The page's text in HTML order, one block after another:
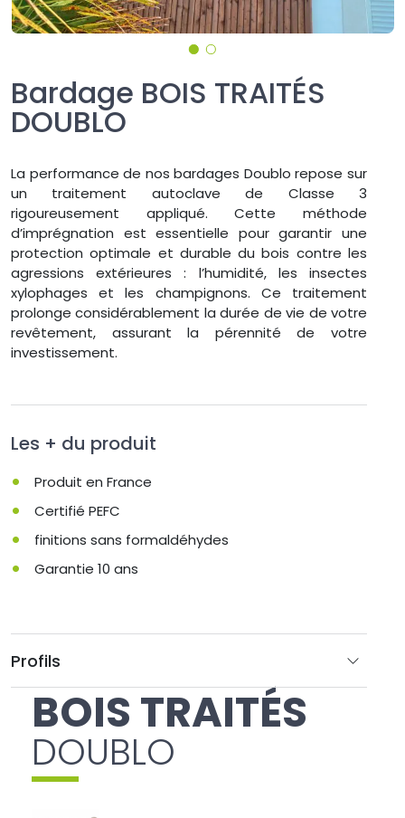
BOIS TRAITÉS
DOUBLO
Bardage BOIS TRAITÉS
DOUBLO
La performance de nos bardages Doublo repose sur
un traitement autoclave de Classe 3
rigoureusement appliqué. Cette méthode
d’imprégnation est essentielle pour garantir une
protection optimale et durable du bois contre les
agressions extérieures : l’humidité, les insectes
xylophages et les champignons. Ce traitement
prolonge considérablement la durée de vie de votre
revêtement, assurant la pérennité de votre
investissement.
Les + du produit
Produit en France
Certifié PEFC
finitions sans formaldéhydes
Garantie 10 ans
Profils